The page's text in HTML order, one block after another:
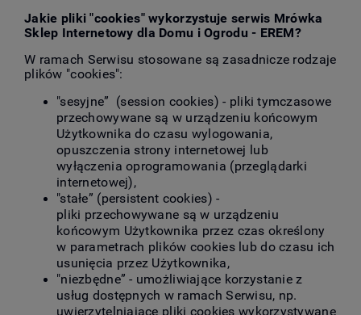
Jakie pliki "cookies" wykorzystuje serwis Mrówka
Sklep Internetowy dla Domu i Ogrodu - EREM?
W ramach Serwisu stosowane są zasadnicze rodzaje
plików "cookies":
"sesyjne” (session cookies) - pliki tymczasowe
przechowywane są w urządzeniu końcowym
Użytkownika do czasu wylogowania,
opuszczenia strony internetowej lub
wyłączenia oprogramowania (przeglądarki
internetowej),
"stałe” (persistent cookies) -
pliki przechowywane są w urządzeniu
końcowym Użytkownika przez czas określony
w parametrach plików cookies lub do czasu ich
usunięcia przez Użytkownika,
"niezbędne” - umożliwiające korzystanie z
usług dostępnych w ramach Serwisu, np.
uwierzytelniające pliki cookies wykorzystywane